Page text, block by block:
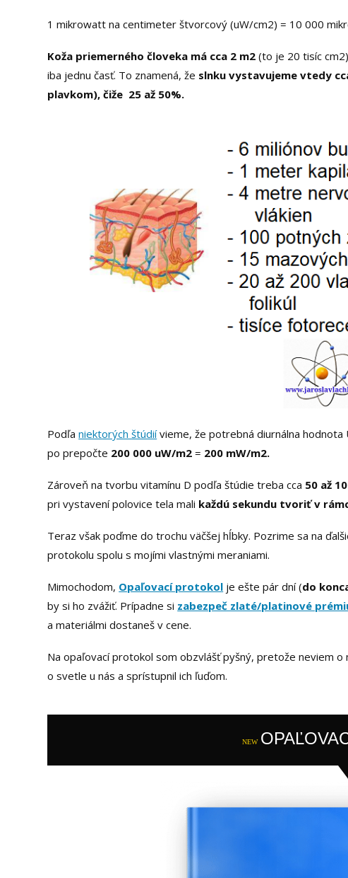
1 mikrowatt na centimeter štvorcový (uW/cm2) = 10 000
Koža priemerného človeka má cca 2 m2 (to je 20 tisíc
iba jednu časť. To znamená, že slnku vystavujeme vtedy
plavkom), čiže 25 až 50%.
Podľaniektorých štúdiívieme, že potrebná diurnálna hodnota
po prepočte 200 000 uW/m2 = 200 mW/m2.
Zároveň na tvorbu vitamínu D podľa štúdie treba cca 50 až
pri vystavení polovice tela mali každú sekundu tvoriť v
Teraz však poďme do trochu väčšej hĺbky. Pozrime sa na
protokolu spolu s mojími vlastnými meraniami.
Mimochodom, Opaľovací protokol je ešte pár dní (do
by si ho zvážiť. Prípadne si zabezpeč zlaté/platinové
a materiálmi dostaneš v cene.
Na opaľovací protokol som obzvlášť pyšný, pretože neviem
o svetle u nás a sprístupnil ich ľuďom.
NEW